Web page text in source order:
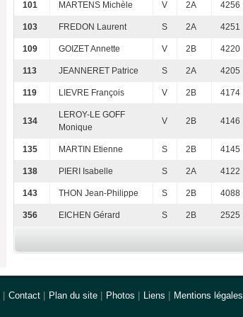
101 MARTENS Michèle V 2A 4256
103 FREDON Laurent S 2A 4251
109 GOIZET Annette V 2B 4220
113 JEANNERET Patrice S 2A 4205
119 LIEVRE François V 2B 4174
134
LEROY-LE GOFF
Monique
V 2B 4146
135 MARTIN Etienne S 2B 4145
138 PIERI Isabelle S 2A 4122
143 THON Jean-Philippe S 2B 4088
356 EICHEN Gérard S 2B 2525
Contact Plan du site Photos Liens Mentions légales